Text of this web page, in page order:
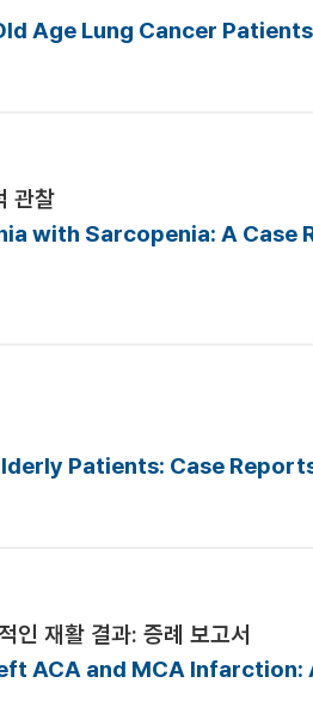
Age Lung Cancer Patients
관찰
with Sarcopenia: A
Patients: Case
인 재활 결과: 증례 보고서
ACA and MCA Infarction: